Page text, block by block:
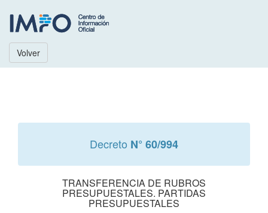
Volver
Decreto N° 60/994
TRANSFERENCIA DE RUBROS
PRESUPUESTALES. PARTIDAS
PRESUPUESTALES